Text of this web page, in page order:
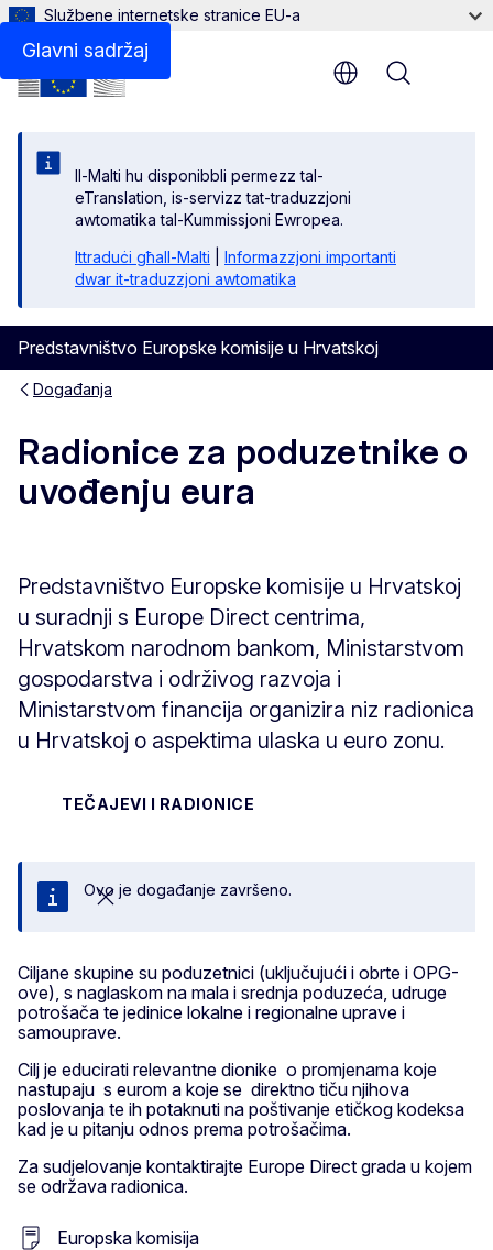
Glavni sadržaj
Službene internetske stranice EU-a
Il-Malti hu disponibbli permezz tal-
eTranslation, is-servizz tat-traduzzjoni
awtomatika tal-Kummissjoni Ewropea.
Ittraduċi għall-Malti
Informazzjoni importanti
dwar it-traduzzjoni awtomatika
Predstavništvo Europske komisije u Hrvatskoj
Menu
Događanja
Radionice za poduzetnike o
uvođenju eura
Predstavništvo Europske komisije u Hrvatskoj
u suradnji s Europe Direct centrima,
Hrvatskom narodnom bankom, Ministarstvom
gospodarstva i održivog razvoja i
Ministarstvom financija organizira niz radionica
u Hrvatskoj o aspektima ulaska u euro zonu.
TEČAJEVI I RADIONICE
Zatvori
Ovo je događanje završeno.
Ciljane skupine su poduzetnici (uključujući i obrte i OPG-
ove), s naglaskom na mala i srednja poduzeća, udruge
potrošača te jedinice lokalne i regionalne uprave i
samouprave.
Cilj je educirati relevantne dionike o promjenama koje
nastupaju s eurom a koje se direktno tiču njihova
poslovanja te ih potaknuti na poštivanje etičkog kodeksa
kad je u pitanju odnos prema potrošačima.
Za sudjelovanje kontaktirajte Europe Direct grada u kojem
se održava radionica.
Europska komisija